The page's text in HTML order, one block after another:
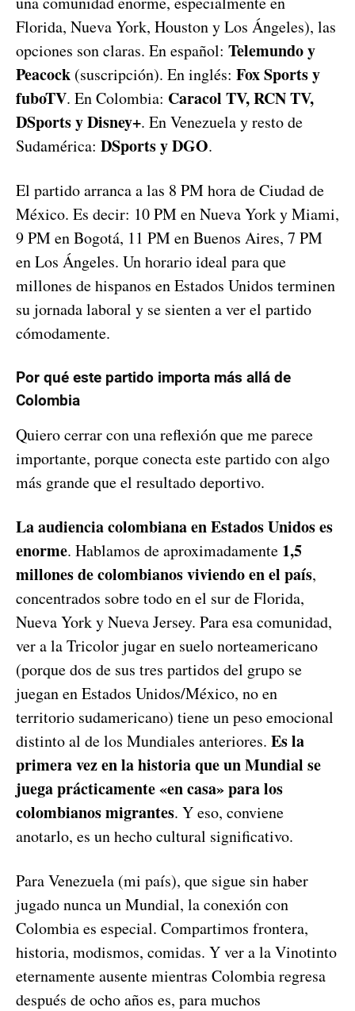
Florida, Nueva York, Houston y Los Ángeles), las
opciones son claras. En español: Telemundo y
Peacock (suscripción). En inglés: Fox Sports y
fuboTV. En Colombia: Caracol TV, RCN TV,
DSports y Disney+. En Venezuela y resto de
Sudamérica: DSports y DGO.
El partido arranca a las 8 PM hora de Ciudad de
México. Es decir: 10 PM en Nueva York y Miami,
9 PM en Bogotá, 11 PM en Buenos Aires, 7 PM
en Los Ángeles. Un horario ideal para que
millones de hispanos en Estados Unidos terminen
su jornada laboral y se sienten a ver el partido
cómodamente.
Por qué este partido importa más allá de
Colombia
Quiero cerrar con una reflexión que me parece
importante, porque conecta este partido con algo
más grande que el resultado deportivo.
La audiencia colombiana en Estados Unidos es
enorme. Hablamos de aproximadamente 1,5
millones de colombianos viviendo en el país,
concentrados sobre todo en el sur de Florida,
Nueva York y Nueva Jersey. Para esa comunidad,
ver a la Tricolor jugar en suelo norteamericano
(porque dos de sus tres partidos del grupo se
juegan en Estados Unidos/México, no en
territorio sudamericano) tiene un peso emocional
distinto al de los Mundiales anteriores. Es la
primera vez en la historia que un Mundial se
juega prácticamente «en casa» para los
colombianos migrantes. Y eso, conviene
anotarlo, es un hecho cultural significativo.
Para Venezuela (mi país), que sigue sin haber
jugado nunca un Mundial, la conexión con
Colombia es especial. Compartimos frontera,
historia, modismos, comidas. Y ver a la Vinotinto
eternamente ausente mientras Colombia regresa
después de ocho años es, para muchos